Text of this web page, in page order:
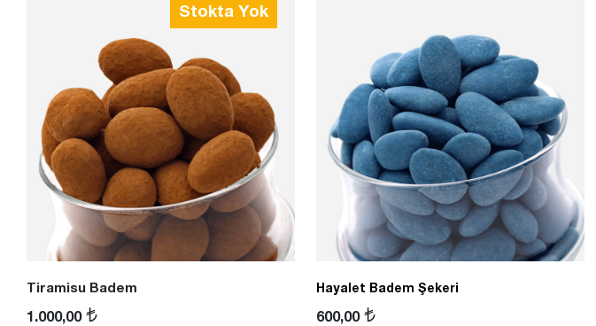
Stokta Yok
Tiramisu Badem
1.000,00
Hayalet Badem Şekeri
600,00